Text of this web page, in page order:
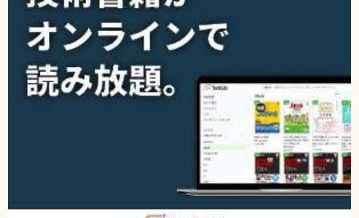
[正]
method="post">
【 第5刷にて修正 】
177ページ 下から5行目。2つ目の例
[誤]
リダイレクト先が同じサーバである例（JSP ファイルの
リダイレクト先が同じサーバである例（サーブレットクラ